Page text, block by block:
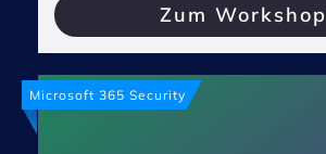
Zum Workshop
Microsoft 365 Security